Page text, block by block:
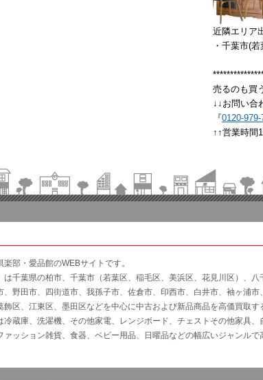
近隣エリア
・千葉市(
売るのも買
↓↓お問い合
『0120-979-
↑↑営業時間
部・愛品館のWEBサイトです。
は千葉県の柏市、千葉市（若葉区、稲毛区、美浜区、花見川区）、八
野田市、四街道市、我孫子市、佐倉市、印西市、白井市、袖ヶ浦市
飾区、江東区、墨田区などを中心に中古および新品商品を高価買取す
冷蔵庫、洗濯機、その他家電、レンジボード、チェストその他家具、
ァッション雑貨、食器、ベビー用品、日曜品などの幅広いジャンルで